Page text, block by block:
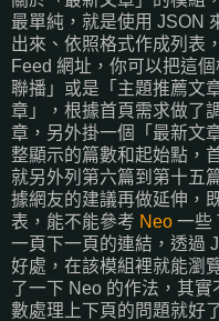
最單純，就是使用 JSON
出來、依照格式作成列表
Feed 網址，你可以把這
聯播」或是「主題推薦文
章」，根據首頁需求做了
章，另外掛一個「最新文
整顯示的篇數和起始點，
就另外列第六篇到第十五
據網友的建議再做延伸，
表，能不能參考 Neo 一些
一頁下一頁的連結，透過
好處，在該模組裡就能瀏
了一下 Neo 的作法，其
數處理上下頁的問題就好